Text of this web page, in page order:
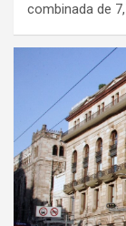
combinada de